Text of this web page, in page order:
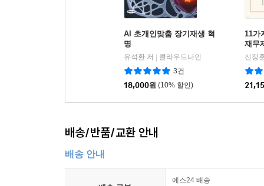
AI 초개인맞춤 장기재생 혁
명
유석환 저
클라우드나인
3건
18,000원 (10% 할인)
11가
재무
신정
배송/반품/교환 안내
배송 안내
예스24 배송